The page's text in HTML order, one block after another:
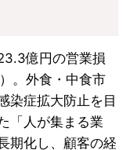
億円の営業損
。外食・中食市
染症拡大防止を目
「人が集まる業
期化し、顧客の経